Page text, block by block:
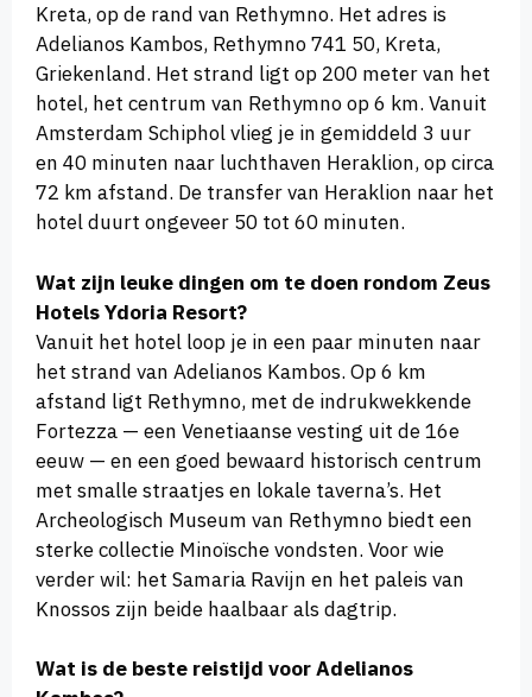
Kreta, op de rand van Rethymno. Het adres is
Adelianos Kambos, Rethymno 741 50, Kreta,
Griekenland. Het strand ligt op 200 meter van het
hotel, het centrum van Rethymno op 6 km. Vanuit
Amsterdam Schiphol vlieg je in gemiddeld 3 uur
en 40 minuten naar luchthaven Heraklion, op circa
72 km afstand. De transfer van Heraklion naar het
hotel duurt ongeveer 50 tot 60 minuten.
Wat zijn leuke dingen om te doen rondom Zeus
Hotels Ydoria Resort?
Vanuit het hotel loop je in een paar minuten naar
het strand van Adelianos Kambos. Op 6 km
afstand ligt Rethymno, met de indrukwekkende
Fortezza — een Venetiaanse vesting uit de 16e
eeuw — en een goed bewaard historisch centrum
met smalle straatjes en lokale taverna’s. Het
Archeologisch Museum van Rethymno biedt een
sterke collectie Minoïsche vondsten. Voor wie
verder wil: het Samaria Ravijn en het paleis van
Knossos zijn beide haalbaar als dagtrip.
Wat is de beste reistijd voor Adelianos